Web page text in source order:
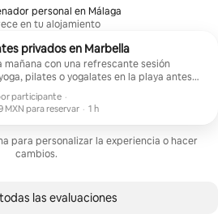
personal en Málaga
en tu alojamiento
privados en Marbella
mañana con una refrescante sesión
pilates o yogalates en la playa antes
calor del verano. Ya sea que estén
despedida de soltera, un cumpleaños
en familia, o simplemente quieran
reír y relajarse juntos, cada sesión
según las necesidades de su grupo. Se
respiración guiada y una breve
que la experiencia sea aún más
colchonetas de yoga. Solo trae una
y agua.
participante
participante
·
MXN para reservar · 1 h
para personalizar la experiencia o hacer
cambios.
5 basada en 1 evaluación
las evaluaciones